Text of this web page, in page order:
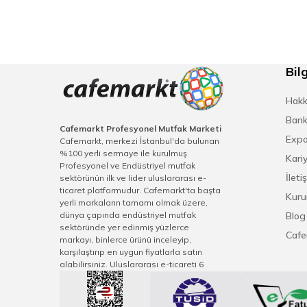
Standart Aksesuar: 3 Tabak sepeti
Tercihli Aks. Adedi: 2
Gürültü (dBA): 85
Tank Hacmi (lt.): 60 / 90
Tank Isıtıcı Gücü (kW): 9
Soğuk Su Giriş Çapı: 3/4''
Soğuk Su Basıncı: 2 - 4
Soğuk Su Sertliği: 0-10 Fransız
Dranaj Giriş Çapı: Ø 50
Sıcak Su Giriş Çapı: 3/4' ( 50º)
Boiler Hacmi (lt.): 18
Boiler Isıtıcı Gücü (kW): 27
Durulama Suyu Sıcaklığı (ºC): 80 - 85
Yıkama Pompa Debisi (lt/dk.): 440 /
Yıkama Pompası Gücü (kW): 0,72 /
Yıkama Suyu Sıcaklığı (ºC): 55 - 60
Cafemarkt Profesyonel Mutfak Marketi
Cafemarkt, merkezi İstanbul'da bulunan
%100 yerli sermaye ile kurulmuş
Profesyonel ve Endüstriyel mutfak
sektörünün ilk ve lider uluslararası e-
ticaret platformudur. Cafemarkt'ta başta
yerli markaların tamamı olmak üzere,
dünya çapında endüstriyel mutfak
sektöründe yer edinmiş yüzlerce
markayı, binlerce ürünü inceleyip,
karşılaştırıp en uygun fiyatlarla satın
alabilirsiniz. Uluslararası e-ticareti 6
kıtaya ulaşan Cafemarkt, sektörel sivil
toplum derneklerindeki görevleriyle
sektör gelişimi vizyonu, teknolojiyi ve
Blog